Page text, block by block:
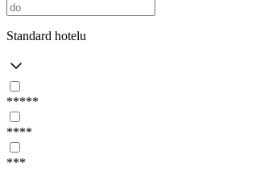
Standard hotelu
*****
****
***